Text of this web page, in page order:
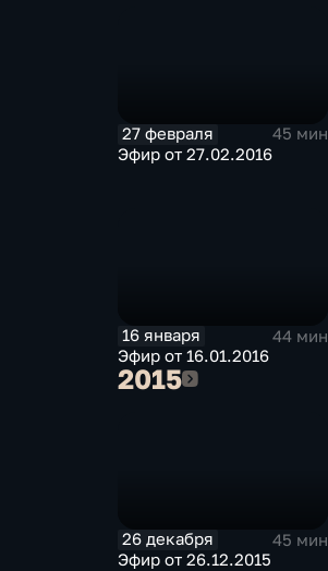
27 февраля
45 мин
Эфир от 27.02.2016
16 января
44 мин
Эфир от 16.01.2016
20152015
26 декабря
45 мин
Эфир от 26.12.2015